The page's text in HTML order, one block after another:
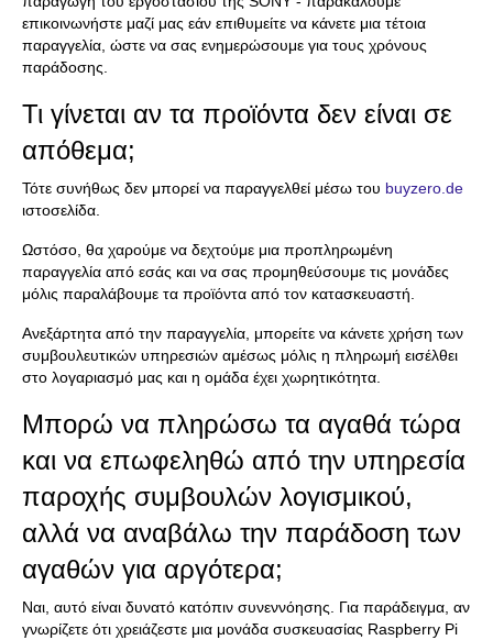
επικοινωνήστε μαζί μας εάν επιθυμείτε να κάνετε μια τέτοια
παραγγελία, ώστε να σας ενημερώσουμε για τους χρόνους
παράδοσης.
Τι γίνεται αν τα προϊόντα δεν είναι σε
απόθεμα;
Τότε συνήθως δεν μπορεί να παραγγελθεί μέσω του buyzero.de
ιστοσελίδα.
Ωστόσο, θα χαρούμε να δεχτούμε μια προπληρωμένη
παραγγελία από εσάς και να σας προμηθεύσουμε τις μονάδες
μόλις παραλάβουμε τα προϊόντα από τον κατασκευαστή.
Ανεξάρτητα από την παραγγελία, μπορείτε να κάνετε χρήση των
συμβουλευτικών υπηρεσιών αμέσως μόλις η πληρωμή εισέλθει
στο λογαριασμό μας και η ομάδα έχει χωρητικότητα.
Μπορώ να πληρώσω τα αγαθά τώρα
και να επωφεληθώ από την υπηρεσία
παροχής συμβουλών λογισμικού,
αλλά να αναβάλω την παράδοση των
αγαθών για αργότερα;
Ναι, αυτό είναι δυνατό κατόπιν συνεννόησης. Για παράδειγμα, αν
γνωρίζετε ότι χρειάζεστε μια μονάδα συσκευασίας Raspberry Pi